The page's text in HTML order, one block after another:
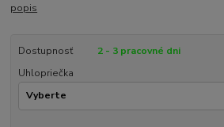
popis
Dostupnosť
2 - 3 pracovné dni
Uhlopriečka